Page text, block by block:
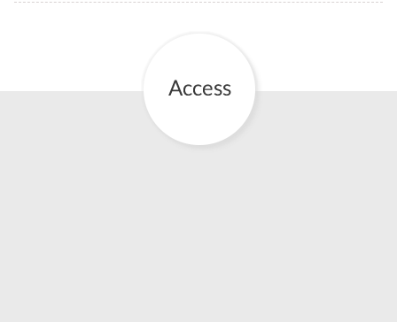
その他の診療内容